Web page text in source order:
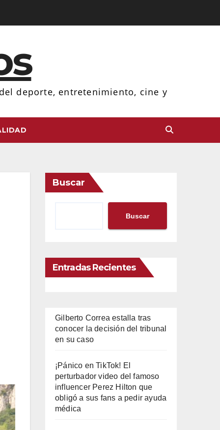
deporte, entretenimiento, cine y
Buscar
Buscar
Entradas Recientes
Gilberto Correa estalla tras
conocer la decisión del tribunal
en su caso
¡Pánico en TikTok! El
perturbador video del famoso
influencer Perez Hilton que
obligó a sus fans a pedir ayuda
médica